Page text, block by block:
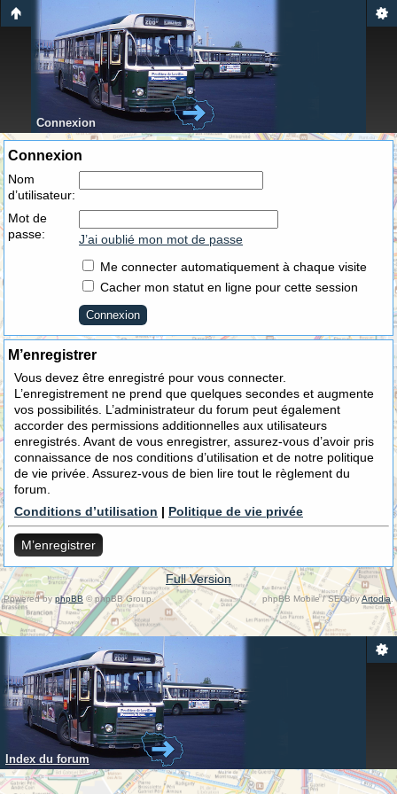
Connexion
Connexion
Nom
d’utilisateur:
Mot de
passe:
J’ai oublié mon mot de passe
Me connecter automatiquement à chaque visite
Cacher mon statut en ligne pour cette session
M’enregistrer
Vous devez être enregistré pour vous connecter.
L’enregistrement ne prend que quelques secondes et augmente
vos possibilités. L’administrateur du forum peut également
accorder des permissions additionnelles aux utilisateurs
enregistrés. Avant de vous enregistrer, assurez-vous d’avoir pris
connaissance de nos conditions d’utilisation et de notre politique
de vie privée. Assurez-vous de bien lire tout le règlement du
forum.
Conditions d’utilisation | Politique de vie privée
M’enregistrer
Full Version
Powered byphpBB © phpBB Group. phpBB Mobile / SEO byArtodia .
Index du forum